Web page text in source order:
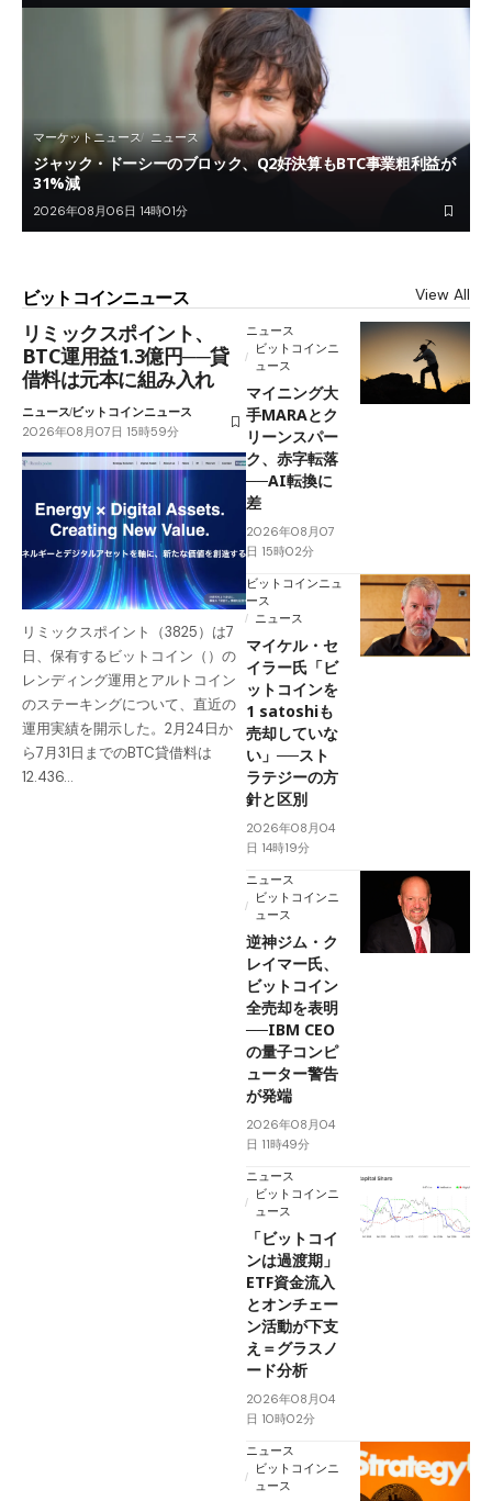
マーケットニュース ニュース
ジャック・ドーシーのブロック、Q2好決算もBTC事業粗利益が
31%減
2026年08月06日 14時01分
ビットコインニュース View All
リミックスポイント、
BTC運用益1.3億円──貸
借料は元本に組み入れ
ニュースビットコインニュース
2026年08月07日 15時59分
リミックスポイント（3825）は7
日、保有するビットコイン（）の
レンディング運用とアルトコイン
のステーキングについて、直近の
運用実績を開示した。2月24日か
ら7月31日までのBTC貸借料は
12.436…
ニュース
ビットコインニ
ュース
マイニング大
手MARAとク
リーンスパー
ク、赤字転落
──AI転換に
差
2026年08月07
日 15時02分
ビットコインニュ
ース
ニュース
マイケル・セ
イラー氏「ビ
ットコインを
1 satoshiも
売却していな
い」──スト
ラテジーの方
針と区別
2026年08月04
日 14時19分
ニュース
ビットコインニ
ュース
逆神ジム・ク
レイマー氏、
ビットコイン
全売却を表明
──IBM CEO
の量子コンピ
ューター警告
が発端
2026年08月04
日 11時49分
ニュース
ビットコインニ
ュース
「ビットコイ
ンは過渡期」
ETF資金流入
とオンチェー
ン活動が下支
え＝グラスノ
ード分析
2026年08月04
日 10時02分
ニュース
ビットコインニ
ュース